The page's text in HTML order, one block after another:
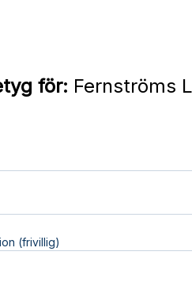
för: Fernströms
(frivillig)